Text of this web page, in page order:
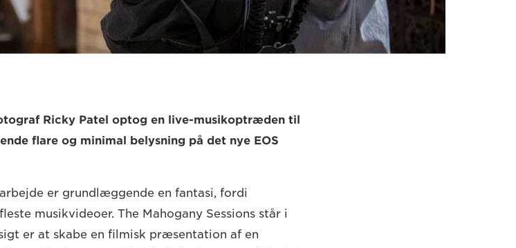
Ricky Patel optog en live-musikoptræden til
flare og minimal belysning på det nye EOS
er grundlæggende en fantasi, fordi
musikvideoer. The Mahogany Sessions står i
er at skabe en filmisk præsentation af en